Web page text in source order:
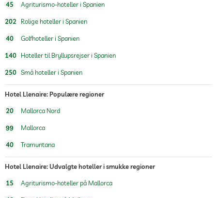
45 Agriturismo-hoteller i Spanien
202 Rolige hoteller i Spanien
40 Golfhoteller i Spanien
140 Hoteller til Bryllupsrejser i Spanien
250 Små hoteller i Spanien
Hotel Llenaire: Populære regioner
20 Mallorca Nord
99 Mallorca
40 Tramuntana
Hotel Llenaire: Udvalgte hoteller i smukke regioner
15 Agriturismo-hoteller på Mallorca